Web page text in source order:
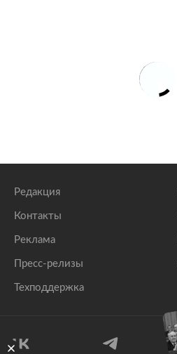
Редакция
Контакты
Реклама
Пресс-релизы
Техподдержка